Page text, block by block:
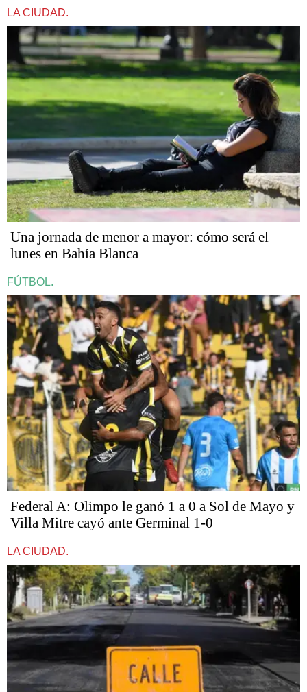
LA CIUDAD.
Una jornada de menor a mayor: cómo será el
lunes en Bahía Blanca
FÚTBOL.
Federal A: Olimpo le ganó 1 a 0 a Sol de Mayo y
Villa Mitre cayó ante Germinal 1-0
LA CIUDAD.